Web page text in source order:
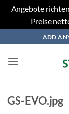
Angebote
Preise
Inhalt
springen
ADD
GS-EVO.jpg